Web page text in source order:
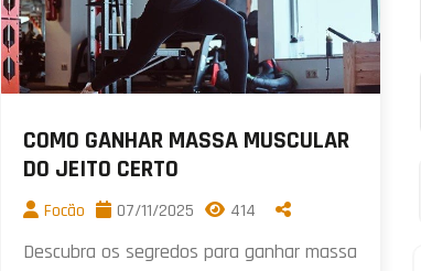
COMO GANHAR MASSA MUSCULAR
DO JEITO CERTO
Focão 07/11/2025 414
Descubra os segredos para ganhar massa